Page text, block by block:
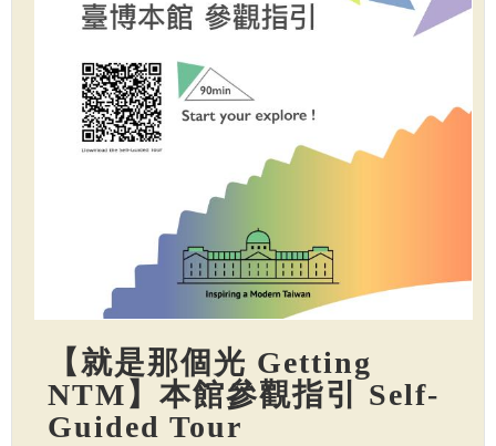
【就是那個光 Getting
NTM】本館參觀指引 Self-
Guided Tour